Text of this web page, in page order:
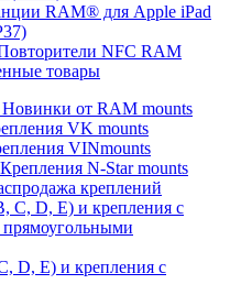
RAM® для Apple iPad
NFC RAM
товары
Новинки от RAM mounts
VK mounts
VINmounts
Крепления N-Star mounts
креплений
D, E) и крепления с